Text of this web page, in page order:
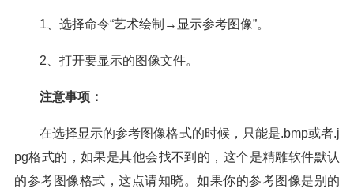
1、选择命令“艺术绘制→显示参考图像”。
2、打开要显示的图像文件。
注意事项：
在选择显示的参考图像格式的时候，只能是.bmp或者.j
pg格式的，如果是其他会找不到的，这个是精雕软件默认
的参考图像格式，这点请知晓。如果你的参考图像是别的